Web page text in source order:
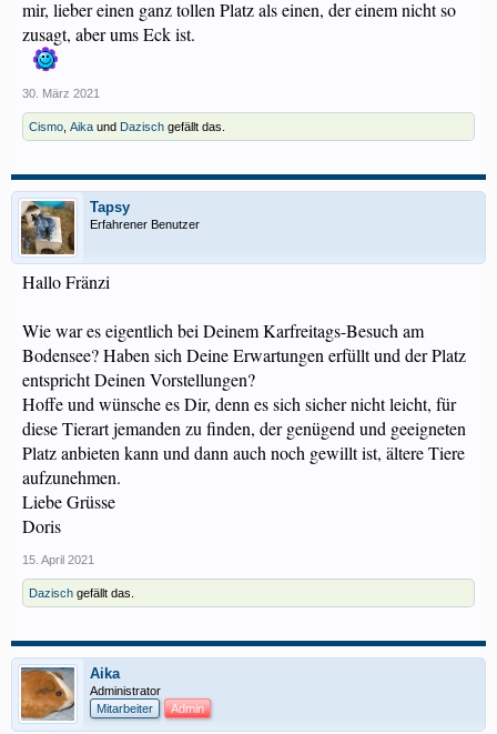
mir, lieber einen ganz tollen Platz als einen, der einem nicht so
zusagt, aber ums Eck ist.
30. März 2021
Cismo Aika und Dazisch gefällt das.
Tapsy
Erfahrener Benutzer
Hallo Fränzi
Wie war es eigentlich bei Deinem Karfreitags-Besuch am
Bodensee? Haben sich Deine Erwartungen erfüllt und der Platz
entspricht Deinen Vorstellungen?
Hoffe und wünsche es Dir, denn es sich sicher nicht leicht, für
diese Tierart jemanden zu finden, der genügend und geeigneten
Platz anbieten kann und dann auch noch gewillt ist, ältere Tiere
aufzunehmen.
Liebe Grüsse
Doris
15. April 2021
Dazisch gefällt das.
Aika
Administrator
Mitarbeiter
Admin